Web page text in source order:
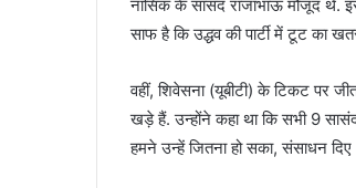
नासिक के सांसद राजाभाऊ मौजूद थे.
साफ है कि उद्धव की पार्टी में टूट का
वहीं, शिवेसना (यूबीटी) के टिकट पर
खड़े हैं. उन्होंने कहा था कि सभी 9
हमने उन्हें जितना हो सका, संसाधन